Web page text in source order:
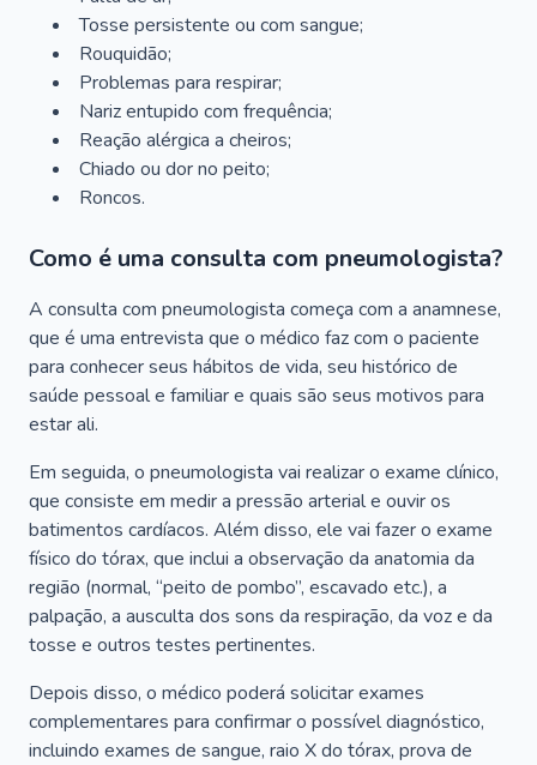
Tosse persistente ou com sangue;
Rouquidão;
Problemas para respirar;
Nariz entupido com frequência;
Reação alérgica a cheiros;
Chiado ou dor no peito;
Roncos.
Como é uma consulta com pneumologista?
A consulta com pneumologista começa com a anamnese,
que é uma entrevista que o médico faz com o paciente
para conhecer seus hábitos de vida, seu histórico de
saúde pessoal e familiar e quais são seus motivos para
estar ali.
Em seguida, o pneumologista vai realizar o exame clínico,
que consiste em medir a pressão arterial e ouvir os
batimentos cardíacos. Além disso, ele vai fazer o exame
físico do tórax, que inclui a observação da anatomia da
região (normal, “peito de pombo”, escavado etc.), a
palpação, a ausculta dos sons da respiração, da voz e da
tosse e outros testes pertinentes.
Depois disso, o médico poderá solicitar exames
complementares para confirmar o possível diagnóstico,
incluindo exames de sangue, raio X do tórax, prova de